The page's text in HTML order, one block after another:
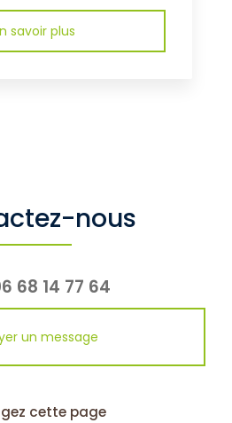
savoir plus
nous
68 14 77 64
un message
cette page